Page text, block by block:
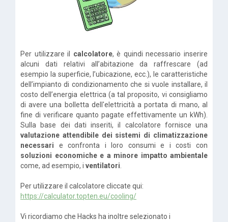
Per utilizzare il calcolatore, è quindi necessario inserire
alcuni dati relativi all’abitazione da raffrescare (ad
esempio la superficie, l’ubicazione, ecc.), le caratteristiche
dell’impianto di condizionamento che si vuole installare, il
costo dell’energia elettrica (a tal proposito, vi consigliamo
di avere una bolletta dell'elettricità a portata di mano, al
fine di verificare quanto pagate effettivamente un kWh).
Sulla base dei dati inseriti, il calcolatore fornisce una
valutazione attendibile dei sistemi di climatizzazione
necessari e confronta i loro consumi e i costi con
soluzioni economiche e a minore impatto ambientale
come, ad esempio, i ventilatori.
Per utilizzare il calcolatore cliccate qui:
https://calculator.topten.eu/cooling/
Vi ricordiamo che Hacks ha inoltre selezionato i